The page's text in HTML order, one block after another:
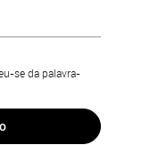
se da palavra-